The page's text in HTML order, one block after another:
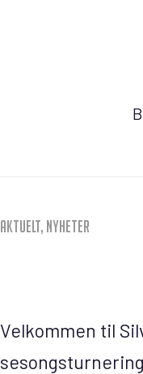
Aktuelt, Nyheter
Velkommen til